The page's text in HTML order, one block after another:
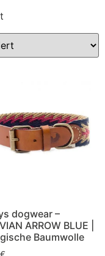
dogwear –
ARROW BLUE |
Baumwolle